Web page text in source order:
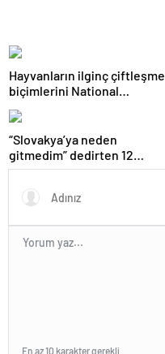
Hayvanların ilginç çiftleşme
biçimlerini National
Geographic görüntüledi.
“Slovakya’ya neden
gitmedim” dedirten 12
fotoğraf
En az 10 karakter gerekli